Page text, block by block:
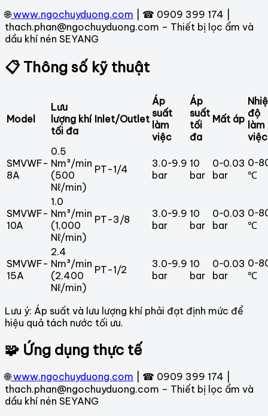
🌐 www.ngochuyduong.com | ☎ 0909 399 174 |
thach.phan@ngochuyduong.com – Thiết bị lọc ẩm và
dầu khí nén SEYANG
📋 Thông số kỹ thuật
Model
Lưu
lượng khí
tối đa
Inlet/Outlet
Áp
suất
làm
việc
Áp
suất
tối
đa
Mất áp độ
làm
việc
SMVWF-
8A
0.5
Nm³/min
(500
Nℓ/min)
PT-1/4
3.0~9.9
bar
10
bar
0~0.03
bar
℃
SMVWF-
10A
1.0
Nm³/min
(1,000
Nℓ/min)
PT-3/8
3.0~9.9
bar
10
bar
0~0.03
bar
℃
SMVWF-
15A
2.4
Nm³/min
(2,400
Nℓ/min)
PT-1/2
3.0~9.9
bar
10
bar
0~0.03
bar
℃
Lưu ý: Áp suất và lưu lượng khí phải đạt định mức để
hiệu quả tách nước tối ưu.
🧩 Ứng dụng thực tế
🌐 www.ngochuyduong.com | ☎ 0909 399 174 |
thach.phan@ngochuyduong.com – Thiết bị lọc ẩm và
dầu khí nén SEYANG